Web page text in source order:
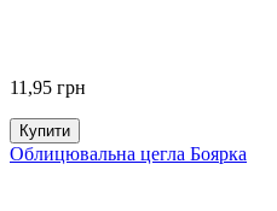
11,95 грн
Купити
Облицювальна цегла Боярка